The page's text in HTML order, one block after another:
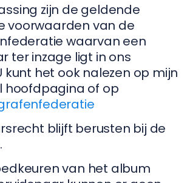
zijn de geldende
voorwaarden van de
waarvan een
ter inzage ligt in ons
kunt het ook nalezen op mijn
hoofdpagina of op
blijft berusten bij de
van het album